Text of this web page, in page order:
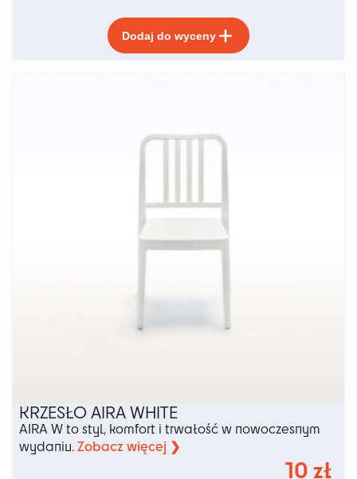
Dodaj do wyceny
produkt
ma
wybrać
KRZESŁO AIRA WHITE
AIRA W to styl, komfort i trwałość w nowoczesnym
wydaniu.Zobacz więcej ❯
10 zł